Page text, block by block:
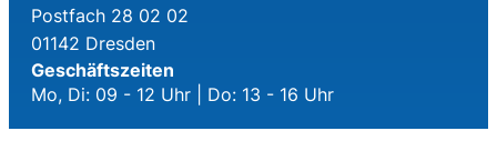
Postfach 28 02 02
01142 Dresden
Geschäftszeiten
Mo, Di: 09 - 12 Uhr | Do: 13 - 16 Uhr